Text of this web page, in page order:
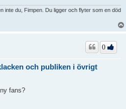
inte du, Fimpen. Du ligger och flyter som en död
och publiken i övrigt
0
fans?